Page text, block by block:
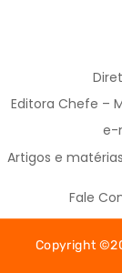
Editora Chefe –
e-
Artigos e
Fale
Copyright